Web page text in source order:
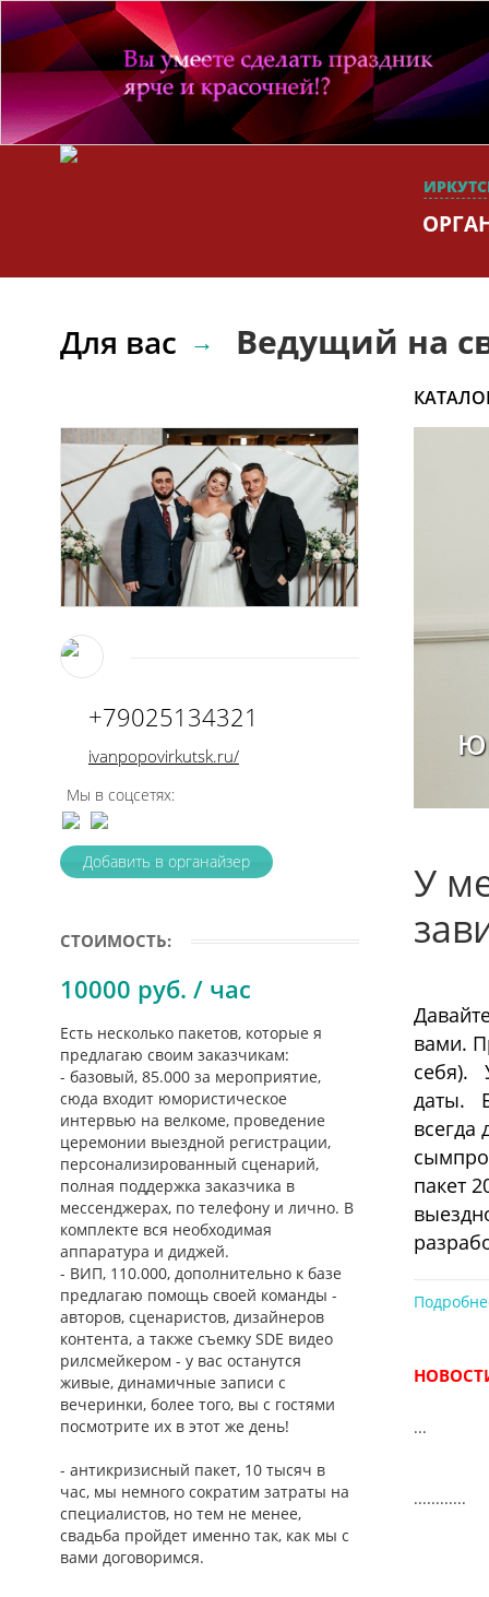
Для вас Ведущий на
+79025134321
ivanpopovirkutsk.ru/
Мы в соцсетях:
Добавить в органайзер
СТОИМОСТЬ:
10000 руб. / час
Есть несколько пакетов, которые я
предлагаю своим заказчикам:
- базовый, 85.000 за мероприятие,
сюда входит юмористическое
интервью на велкоме, проведение
церемонии выездной регистрации,
персонализированный сценарий,
полная поддержка заказчика в
мессенджерах, по телефону и лично. В
комплекте вся необходимая
аппаратура и диджей.
- ВИП, 110.000, дополнительно к базе
предлагаю помощь своей команды -
авторов, сценаристов, дизайнеров
контента, а также съемку SDE видео
рилсмейкером - у вас останутся
живые, динамичные записи с
вечеринки, более того, вы с гостями
посмотрите их в этот же день!
- антикризисный пакет, 10 тысяч в
час, мы немного сократим затраты на
специалистов, но тем не менее,
свадьба пройдет именно так, как мы с
вами договоримся.
У
вами.
себя).
даты.
всегда
пакет
...
............